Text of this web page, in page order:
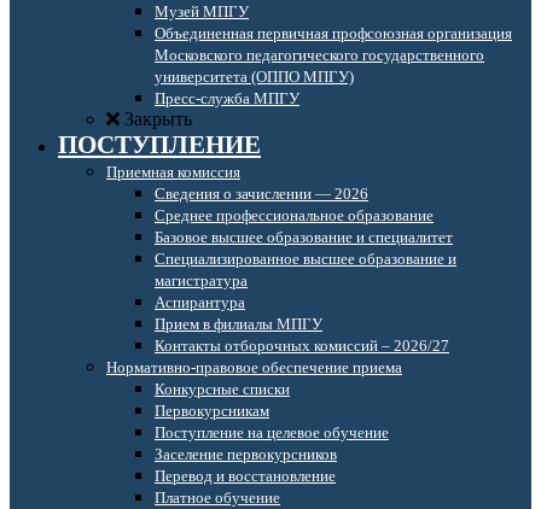
Музей МПГУ
Объединенная первичная профсоюзная организация
Московского педагогического государственного
университета (ОППО МПГУ)
Пресс-служба МПГУ
Закрыть
ПОСТУПЛЕНИЕ
Приемная комиссия
Сведения о зачислении — 2026
Среднее профессиональное образование
Базовое высшее образование и специалитет
Специализированное высшее образование и
магистратура
Аспирантура
Прием в филиалы МПГУ
Контакты отборочных комиссий – 2026/27
Нормативно-правовое обеспечение приема
Конкурсные списки
Первокурсникам
Поступление на целевое обучение
Заселение первокурсников
Перевод и восстановление
Платное обучение